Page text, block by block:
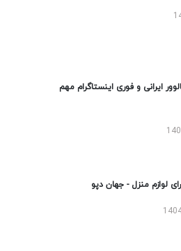
ایرانی و فوری اینستاگرام مهم
لوازم منزل - جهان دپو